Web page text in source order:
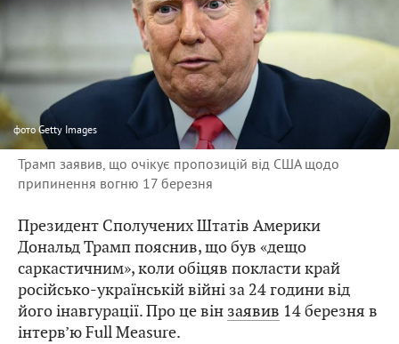
фотоGetty Images
Трамп заявив, що очікує пропозицій від США щодо
припинення вогню 17 березня
Президент Сполучених Штатів Америки
Дональд Трамп пояснив, що був «дещо
саркастичним», коли обіцяв покласти край
російсько-українській війні за 24 години від
його інавгурації. Про це він заявив 14 березня в
інтерв’ю Full Measure.